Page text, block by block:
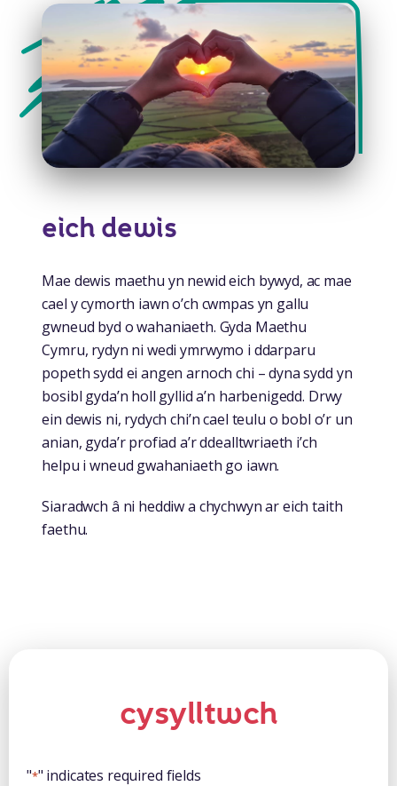
eich dewis
Mae dewis maethu yn newid eich bywyd, ac mae
cael y cymorth iawn o’ch cwmpas yn gallu
gwneud byd o wahaniaeth. Gyda Maethu
Cymru, rydyn ni wedi ymrwymo i ddarparu
popeth sydd ei angen arnoch chi – dyna sydd yn
bosibl gyda’n holl gyllid a’n harbenigedd. Drwy
ein dewis ni, rydych chi’n cael teulu o bobl o’r un
anian, gyda’r profiad a’r ddealltwriaeth i’ch
helpu i wneud gwahaniaeth go iawn.
Siaradwch â ni heddiw a chychwyn ar eich taith
faethu.
cysylltwch
"*" indicates required fields